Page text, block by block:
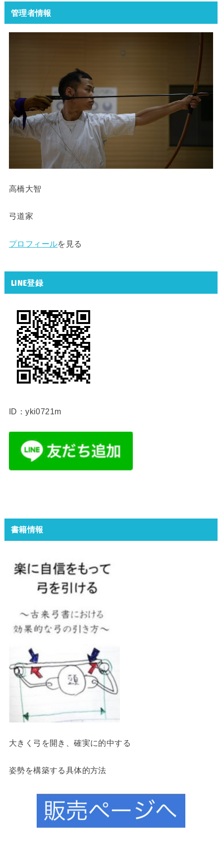
管理者情報
高橋大智
弓道家
プロフィールを見る
LINE登録
ID：yki0721m
書籍情報
大きく弓を開き、確実に的中する
姿勢を構築する具体的方法